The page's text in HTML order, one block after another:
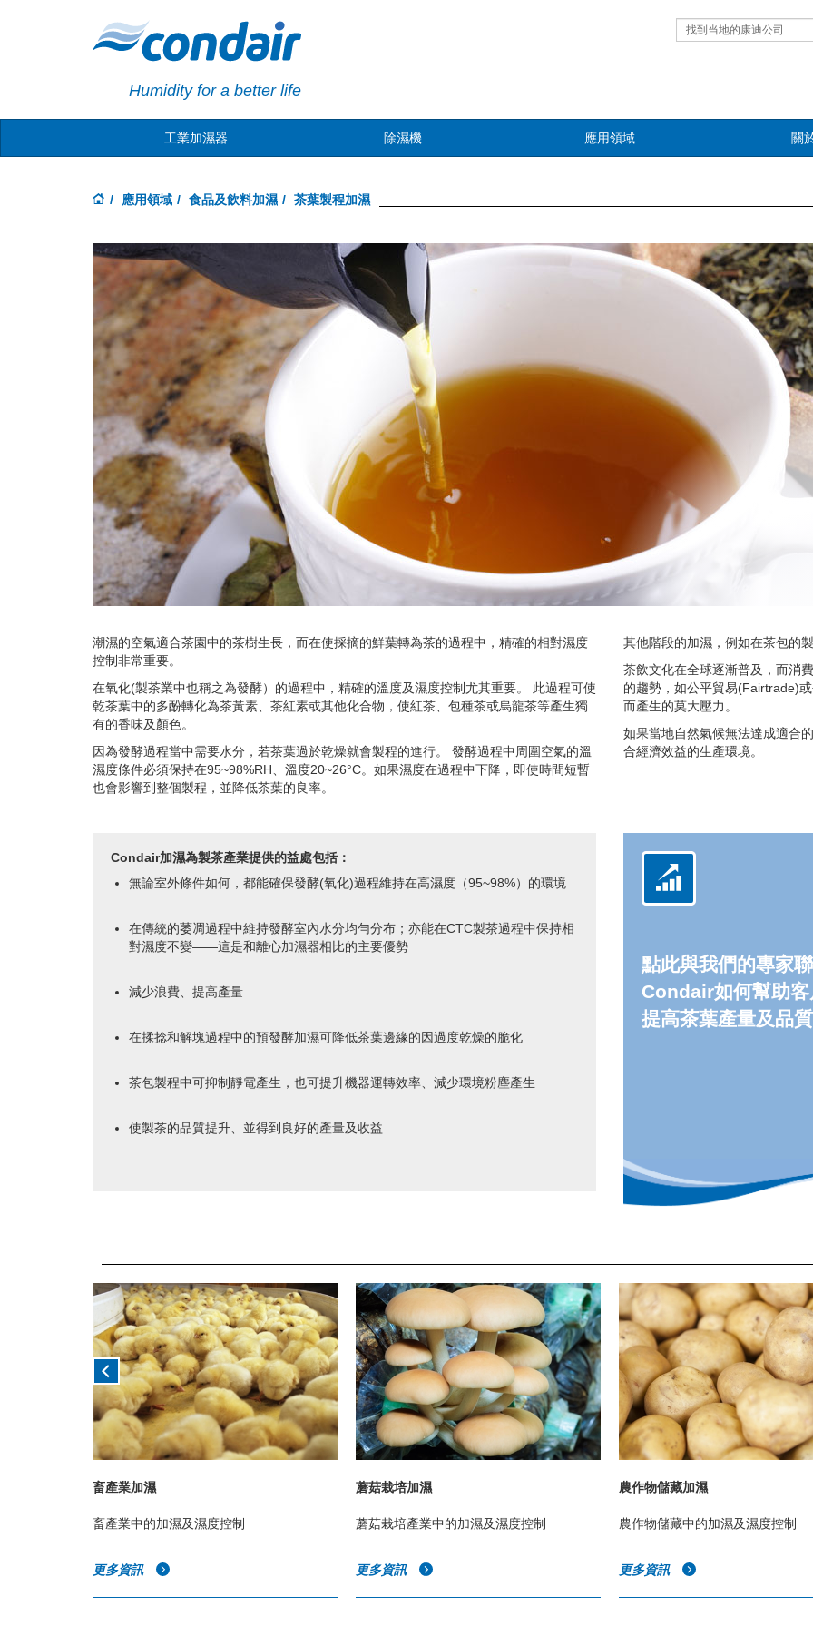
找到当地的康迪公司
Humidity for a better life
工業加濕器 除濕機 應用領域 關
應用領域 食品及飲料加濕 茶葉製程加濕
潮濕的空氣適合茶園中的茶樹生長，而在使採摘的鮮葉轉為茶的過程中，精確的相對濕度
控制非常重要。
在氧化(製茶業中也稱之為發酵）的過程中，精確的溫度及濕度控制尤其重要。 此過程可使
乾茶葉中的多酚轉化為茶黃素、茶紅素或其他化合物，使紅茶、包種茶或烏龍茶等產生獨
有的香味及顏色。
因為發酵過程當中需要水分，若茶葉過於乾燥就會製程的進行。 發酵過程中周圍空氣的溫
濕度條件必須保持在95~98%RH、溫度20~26°C。如果濕度在過程中下降，即使時間短暫
也會影響到整個製程，並降低茶葉的良率。
其他階段的加濕，例如在茶包的
茶飲文化在全球逐漸普及，而消
的趨勢，如公平貿易(Fairtrade)
而產生的莫大壓力。
如果當地自然氣候無法達成適合
合經濟效益的生產環境。
Condair加濕為製茶產業提供的益處包括：
無論室外條件如何，都能確保發酵(氧化)過程維持在高濕度（95~98%）的環境
在傳統的萎凋過程中維持發酵室內水分均勻分布；亦能在CTC製茶過程中保持相
對濕度不變——這是和離心加濕器相比的主要優勢
減少浪費、提高產量
在揉捻和解塊過程中的預發酵加濕可降低茶葉邊緣的因過度乾燥的脆化
茶包製程中可抑制靜電產生，也可提升機器運轉效率、減少環境粉塵產生
使製茶的品質提升、並得到良好的產量及收益
點此與我們的專家
Condair如何幫助客
提高茶葉產量及品質
畜產業加濕
畜產業中的加濕及濕度控制
更多資訊
蘑菇栽培加濕
蘑菇栽培產業中的加濕及濕度控制
更多資訊
農作物儲藏加濕
農作物儲藏中的加濕及濕度控制
更多資訊